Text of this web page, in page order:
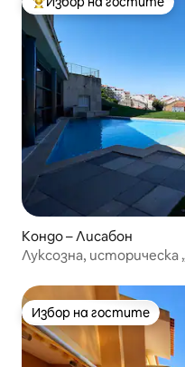
Най-популярен избор на
Кондо – Лисабон
Луксозна, историческа
Избор на гостите
Избор на гостите